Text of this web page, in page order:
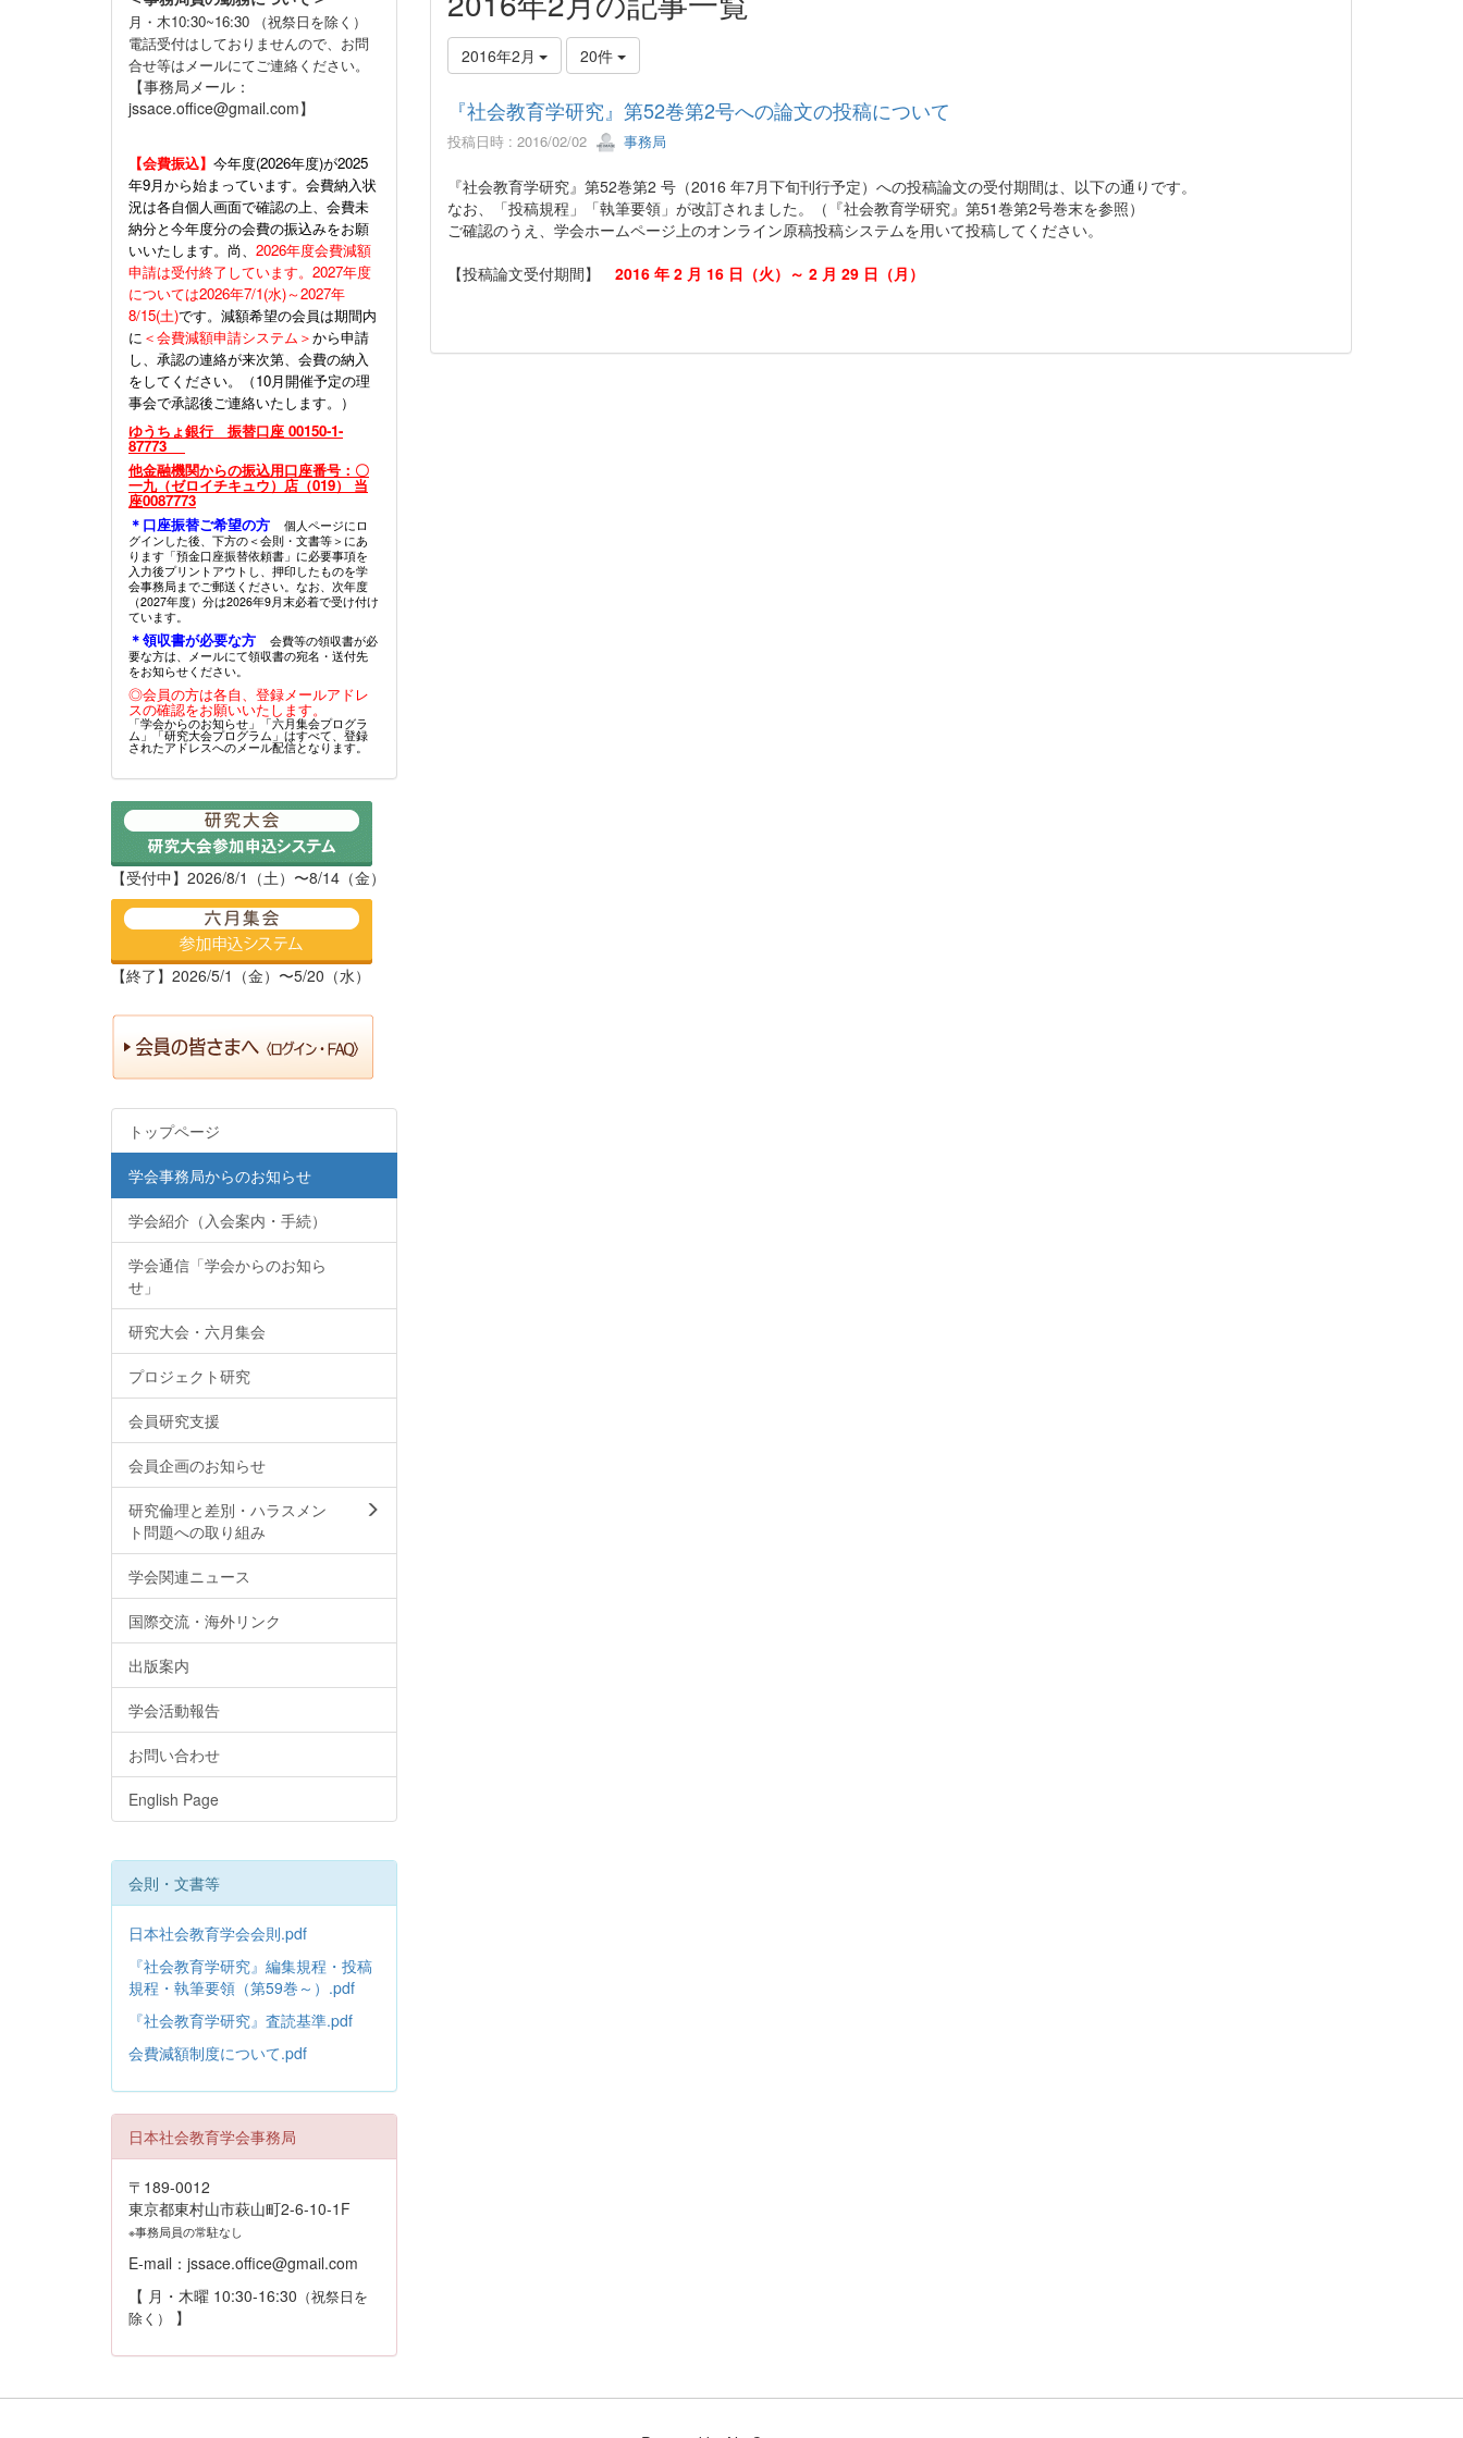
2016年2月 20件
『社会教育学研究』第52巻第2号への論文の投稿について
投稿日時 : 2016/02/02 事務局
『社会教育学研究』第52巻第2 号（2016 年7月下旬刊行予定）への投稿論文の受付期間は、以下の通りです。
なお、「投稿規程」「執筆要領」が改訂されました。（『社会教育学研究』第51巻第2号巻末を参照）
ご確認のうえ、学会ホームページ上のオンライン原稿投稿システムを用いて投稿してください。
【投稿論文受付期間】 2016 年 2 月 16 日（火）～ 2 月 29 日（月）
月・木10:30~16:30 （祝祭日を除く）
電話受付はしておりませんので、お問
合せ等はメールにてご連絡ください。
【事務局メール：
jssace.office@gmail.com】
【会費振込】 今年度(2026年度)が2025
年9月から始まっています。会費納入状
況は各自個人画面で確認の上、会費未
納分と今年度分の会費の振込みをお願
いいたします。尚、 2026年度会費減額
申請は受付終了しています。2027年度
については2026年7/1(水)～2027年
8/15(土)です。減額希望の会員は期間内
に ＜会費減額申請システム＞から申請
し、承認の連絡が来次第、会費の納入
をしてください。（10月開催予定の理
事会で承認後ご連絡いたします。）
ゆうちょ銀行 振替口座 00150-1-
87773
他金融機関からの振込用口座番号：〇
一九（ゼロイチキュウ）店（019） 当
座0087773
＊口座振替ご希望の方
個人ページにロ
グインした後、下方の＜会則・文書等＞にあ
ります「預金口座振替依頼書」に必要事項を
入力後プリントアウトし、押印したものを学
会事務局までご郵送ください。なお、次年度
（2027年度）分は2026年9月末必着で受け付け
ています。
＊領収書が必要な方
会費等の領収書が必
要な方は、メールにて領収書の宛名・送付先
をお知らせください。
◎会員の方は各自、登録メールアドレ
スの確認をお願いいたします。
「学会からのお知らせ」「六月集会プログラ
ム」「研究大会プログラム」はすべて、登録
されたアドレスへのメール配信となります。
【受付中】2026/8/1（土）〜8/14（金）
【終了】2026/5/1（金）〜5/20（水）
トップページ
学会事務局からのお知らせ
学会紹介（入会案内・手続）
学会通信「学会からのお知ら
せ」
研究大会・六月集会
プロジェクト研究
会員研究支援
会員企画のお知らせ
研究倫理と差別・ハラスメン
ト問題への取り組み
学会関連ニュース
国際交流・海外リンク
出版案内
学会活動報告
お問い合わせ
English Page
会則・文書等
日本社会教育学会会則.pdf
『社会教育学研究』編集規程・投稿
規程・執筆要領（第59巻～）.pdf
『社会教育学研究』査読基準.pdf
会費減額制度について.pdf
日本社会教育学会事務局
〒189-0012
東京都東村山市萩山町2-6-10-1F
※事務局員の常駐なし
E-mail：jssace.office@gmail.com
【 月・木曜 10:30-16:30 （祝祭日を
除く）
】